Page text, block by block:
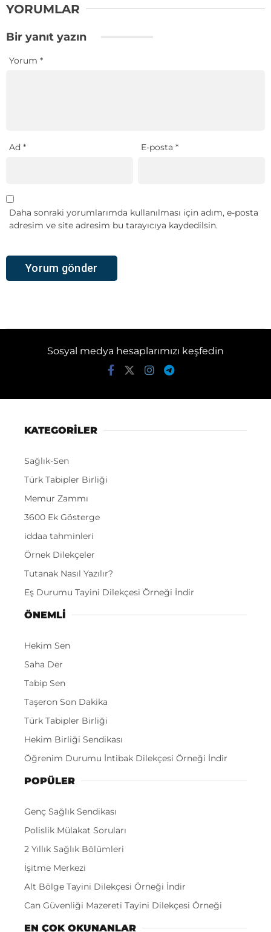
YORUMLAR
Bir yanıt yazın
Yorum *
Ad * E-posta*
Daha sonraki yorumlarımda kullanılması için adım, e-posta
adresim ve site adresim bu tarayıcıya kaydedilsin.
Sosyal medya hesaplarımızı keşfedin
KATEGORİLER
Sağlık-Sen
Türk Tabipler Birliği
Memur Zammı
3600 Ek Gösterge
iddaa tahminleri
Örnek Dilekçeler
Tutanak Nasıl Yazılır?
Eş Durumu Tayini Dilekçesi Örneği İndir
ÖNEMLI
Hekim Sen
Saha Der
Tabip Sen
Taşeron Son Dakika
Türk Tabipler Birliği
Hekim Birliği Sendikası
Öğrenim Durumu İntibak Dilekçesi Örneği İndir
POPÜLER
Genç Sağlık Sendikası
Polislik Mülakat Soruları
2 Yıllık Sağlık Bölümleri
İşitme Merkezi
Alt Bölge Tayini Dilekçesi Örneği İndir
Can Güvenliği Mazereti Tayini Dilekçesi Örneği
EN ÇOK OKUNANLAR